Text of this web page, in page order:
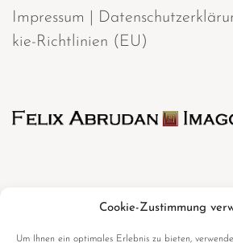
Cookie-Zustimmung
Um Ihnen ein optimales Erlebnis zu bieten,
Impres­sum
kie-Richt­li­ni­en (EU)